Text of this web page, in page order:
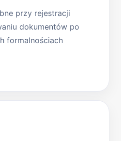
przy rejestracji
dokumentów po
formalnościach